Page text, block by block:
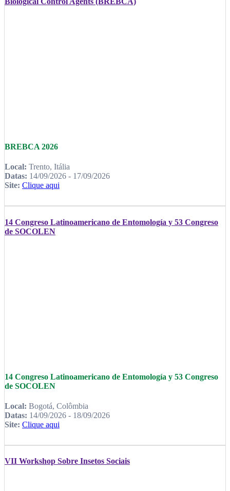
BREBCA 2026
Local: Trento, Itália
Datas: 14/09/2026 - 17/09/2026
Site: Clique aqui
14 Congreso Latinoamericano de Entomología y 53 Congreso
de SOCOLEN
14 Congreso Latinoamericano de Entomología y 53 Congreso
de SOCOLEN
Local: Bogotá, Colômbia
Datas: 14/09/2026 - 18/09/2026
Site: Clique aqui
VII Workshop Sobre Insetos Sociais